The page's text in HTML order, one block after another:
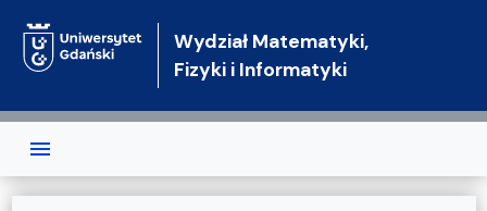
Wydział Matematyki,
Fizyki i Informatyki